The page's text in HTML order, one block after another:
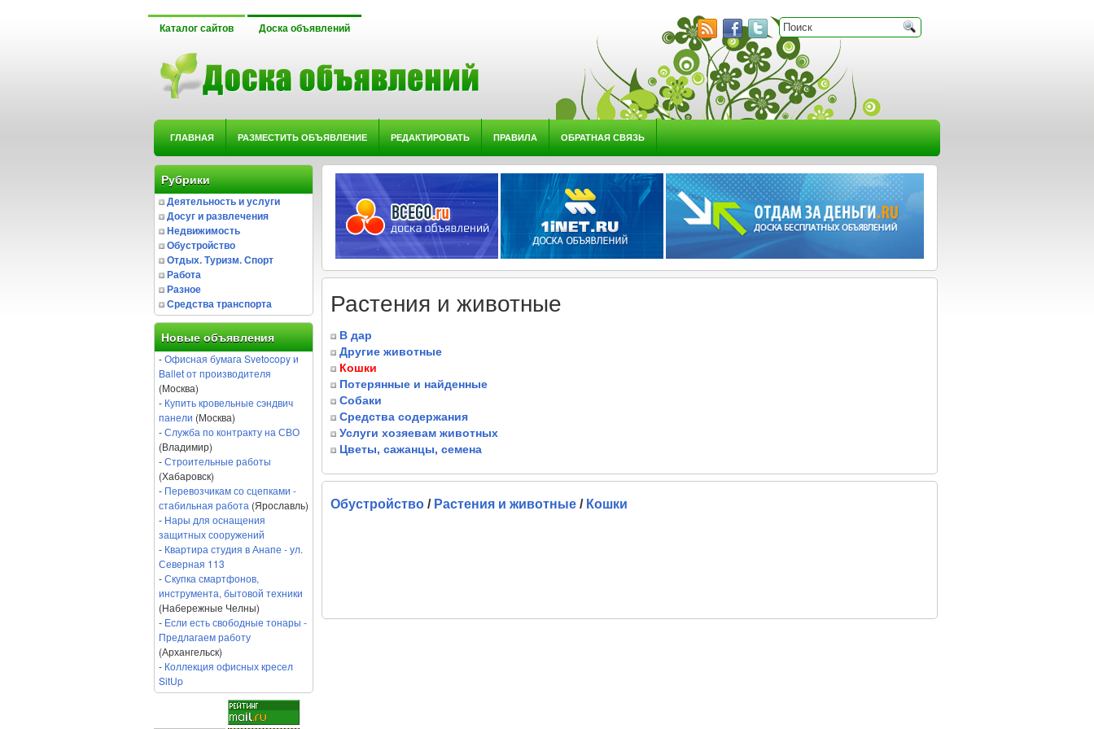
Каталог сайтов Доска объявлений
ГЛАВНАЯ РАЗМЕСТИТЬ ОБЪЯВЛЕНИЕ РЕДАКТИРОВАТЬ ПРАВИЛА ОБРАТНАЯ СВЯЗЬ
Рубрики
Деятельность и услуги
Досуг и развлечения
Недвижимость
Обустройство
Отдых. Туризм. Спорт
Работа
Разное
Средства транспорта
Новые объявления
-Офисная бумага Svetocopy и
Ballet от производителя
(Москва)
- Купить кровельные сэндвич
панели (Москва)
-Служба по контракту на СВО
(Владимир)
-Строительные работы
(Хабаровск)
- Перевозчикам со сцепками -
стабильная работа (Ярославль)
- Нары для оснащения
защитных сооружений
- Квартира студия в Анапе - ул.
Северная 113
-Скупка смартфонов,
инструмента, бытовой техники
(Набережные Челны)
- Если есть свободные тонары -
Предлагаем работу
(Архангельск)
- Коллекция офисных кресел
SitUp
Растения и животные
В дар
Другие животные
Кошки
Потерянные и найденные
Собаки
Средства содержания
Услуги хозяевам животных
Цветы, сажанцы, семена
Обустройство / Растения и животные / Кошки